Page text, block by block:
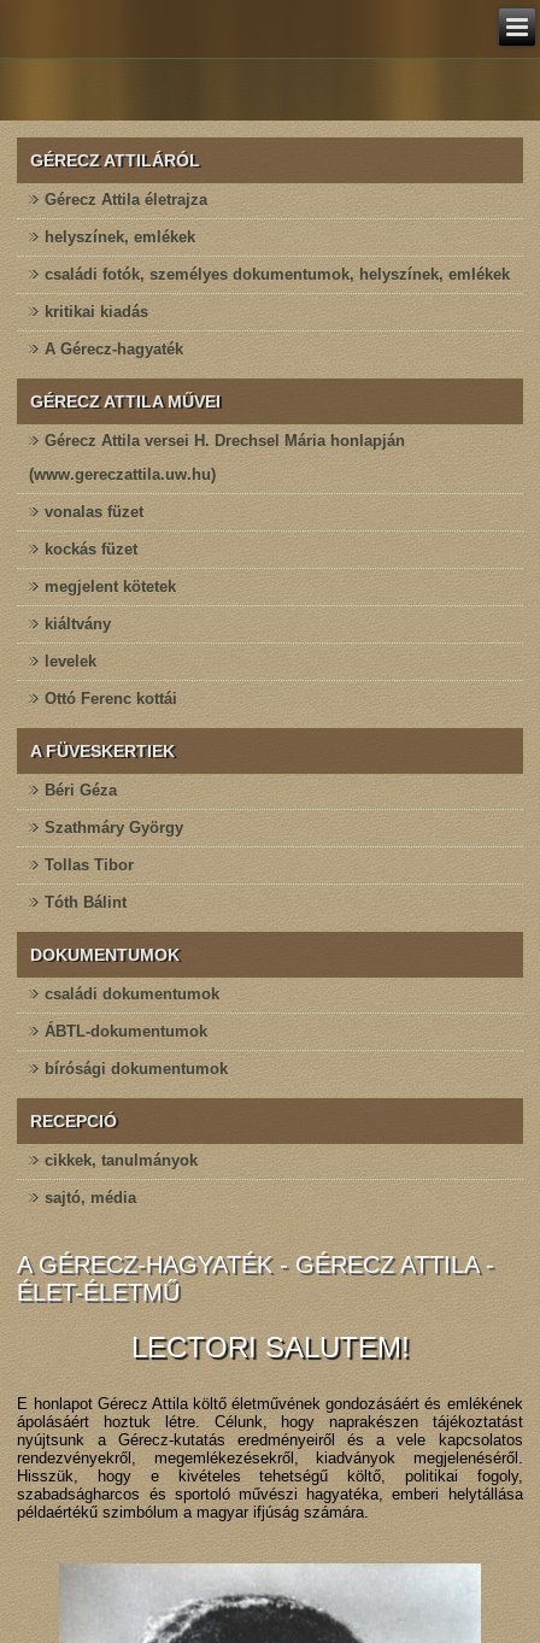
GÉRECZ ATTILÁRÓL
Gérecz Attila életrajza
helyszínek, emlékek
családi fotók, személyes dokumentumok, helyszínek, emlékek
kritikai kiadás
A Gérecz-hagyaték
GÉRECZ ATTILA MŰVEI
Gérecz Attila versei H. Drechsel Mária honlapján
(www.gereczattila.uw.hu)
vonalas füzet
kockás füzet
megjelent kötetek
kiáltvány
levelek
Ottó Ferenc kottái
A FÜVESKERTIEK
Béri Géza
Szathmáry György
Tollas Tibor
Tóth Bálint
DOKUMENTUMOK
családi dokumentumok
ÁBTL-dokumentumok
bírósági dokumentumok
RECEPCIÓ
cikkek, tanulmányok
sajtó, média
A GÉRECZ-HAGYATÉK - GÉRECZ ATTILA -
ÉLET-ÉLETMŰ
LECTORI SALUTEM!
E honlapot Gérecz Attila költő életművének gondozásáért és emlékének
ápolásáért hoztuk létre. Célunk, hogy naprakészen tájékoztatást
nyújtsunk a Gérecz-kutatás eredményeiről és a vele kapcsolatos
rendezvényekről, megemlékezésekről, kiadványok megjelenéséről.
Hisszük, hogy e kivételes tehetségű költő, politikai fogoly,
szabadságharcos és sportoló művészi hagyatéka, emberi helytállása
példaértékű szimbólum a magyar ifjúság számára.